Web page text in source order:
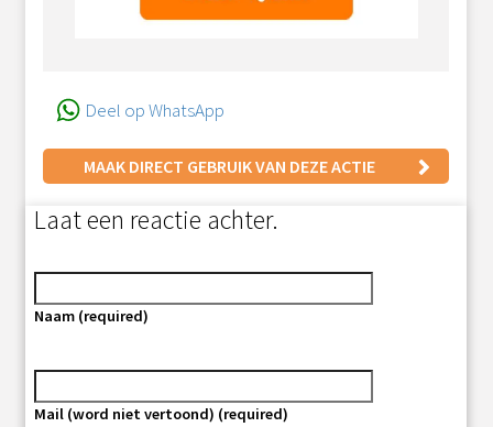
Deel op WhatsApp
MAAK DIRECT GEBRUIK VAN DEZE ACTIE
Laat een reactie achter.
Naam (required)
Mail (word niet vertoond) (required)